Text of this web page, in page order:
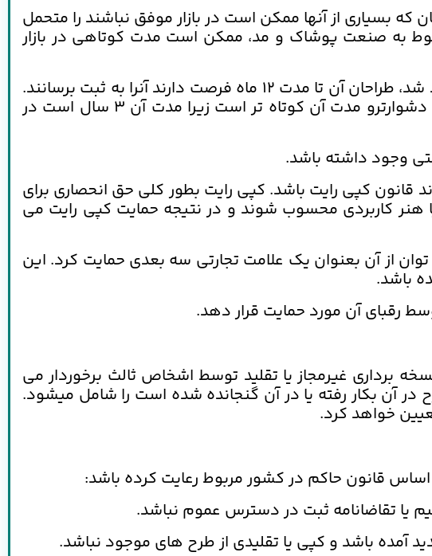
از آنها ممکن است در بازار موفق نباشند را متحمل
به صنعت پوشاک و مد، ممکن است مدت کوتاهی در بازار
برای این محصولات، طرح ثبت شده گزینه ای خوب است. با این حال، پس از اینکه محصول تولید شد، طراحان آن تا مدت 12 ماه فرصت دارند آنرا به ثبت برسانند.
حمایت مقرر برای طرح ثبت نشده محدود است چون اعمال حقوق ناشی از آن از طرح ثبت شده دشوارترو مدت آن کوتاه تر است زیرا مدت آن 3 سال است در
وجود داشته باشد.
کپی رایت باشد. کپی رایت بطور کلی حق انحصاری برای
هنر کاربردی محسوب شوند و در نتیجه حمایت کپی رایت می
از آن بعنوان یک علامت تجارتی سه بعدی حمایت کرد. این
باشد.
رقبای آن مورد حمایت قرار دهد.
برداری غیرمجاز یا تقلید توسط اشخاص ثالث برخوردار می
آن بکار رفته یا در آن گنجانده شده است را شامل میشود.
خواهد کرد.
اساس قانون حاکم در کشور مربوط رعایت کرده باشد:
یا تقاضانامه ثبت در دسترس عموم نباشد.
باشد و کپی یا تقلیدی از طرح های موجود نباشد.